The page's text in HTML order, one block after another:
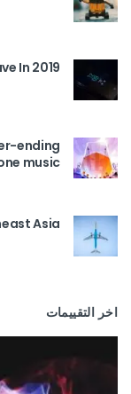
In 2019
ending
music
Asia
اخر التقييمات